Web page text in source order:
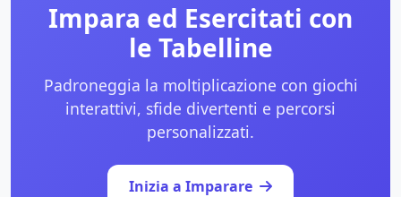
Impara ed Esercitati con
le Tabelline
Padroneggia la moltiplicazione con giochi
interattivi, sfide divertenti e percorsi
personalizzati.
Inizia a Imparare